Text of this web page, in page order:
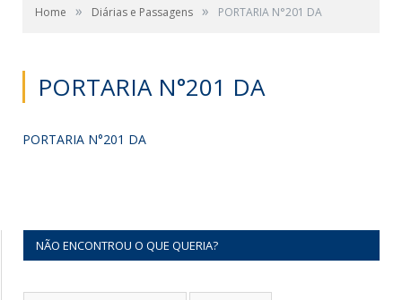
Home » Diárias e Passagens » PORTARIA N°201 DA
PORTARIA N°201 DA
PORTARIA N°201 DA
NÃO ENCONTROU O QUE QUERIA?